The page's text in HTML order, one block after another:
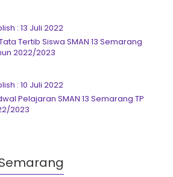
: 13 Juli 2022
Tertib Siswa SMAN 13 Semarang
2022/2023
: 10 Juli 2022
Pelajaran SMAN 13 Semarang TP
2023